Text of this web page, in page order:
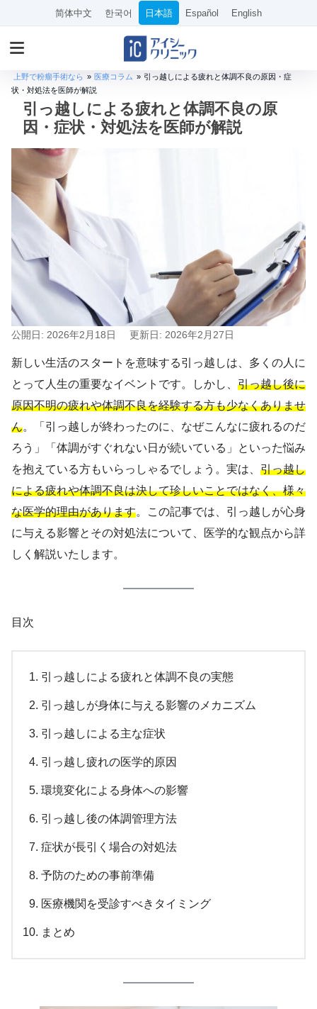
简体中文 한국어 日本語 Español English
上野で粉瘤手術なら » 医療コラム » 引っ越しによる疲れと体調不良の原因・症
状・対処法を医師が解説
引っ越しによる疲れと体調不良の原
因・症状・対処法を医師が解説
公開日: 2026年2月18日 更新日: 2026年2月27日
新しい生活のスタートを意味する引っ越しは、多くの人に
とって人生の重要なイベントです。しかし、 引っ越し後に
原因不明の疲れや体調不良を経験する方も少なくありませ
ん。「引っ越しが終わったのに、なぜこんなに疲れるのだ
ろう」「体調がすぐれない日が続いている」といった悩み
を抱えている方もいらっしゃるでしょう。実は、 引っ越し
による疲れや体調不良は決して珍しいことではなく、様々
な医学的理由があります。この記事では、引っ越しが心身
に与える影響とその対処法について、医学的な観点から詳
しく解説いたします。
目次
引っ越しによる疲れと体調不良の実態
引っ越しが身体に与える影響のメカニズム
引っ越しによる主な症状
引っ越し疲れの医学的原因
環境変化による身体への影響
引っ越し後の体調管理方法
症状が長引く場合の対処法
予防のための事前準備
医療機関を受診すべきタイミング
まとめ